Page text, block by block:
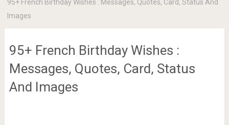
95+ French Birthday Wishes : Messages, Quotes, Card, Status And
Images
95+ French Birthday Wishes :
Messages, Quotes, Card, Status
And Images